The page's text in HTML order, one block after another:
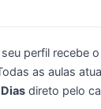
seu perfil recebe
as aulas
direto pelo